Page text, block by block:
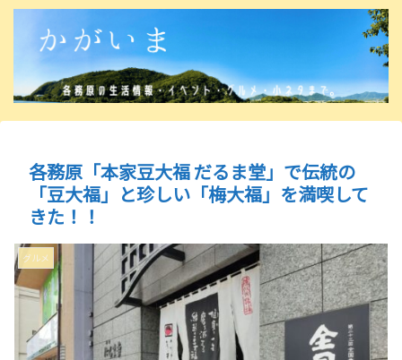
各務原「本家豆大福 だるま堂」で伝統の
「豆大福」と珍しい「梅大福」を満喫して
きた！！
グルメ